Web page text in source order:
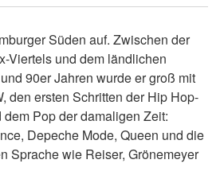
Süden auf. Zwischen der
Viertels und dem ländlichen
90er Jahren wurde er groß mit
den ersten Schritten der Hip Hop-
Pop der damaligen Zeit:
Depeche Mode, Queen und die
Sprache wie Reiser, Grönemeyer